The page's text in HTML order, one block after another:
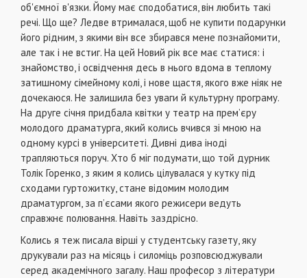
об'ємної в'язки. Йому має сподобатися, він любить такі
речі. Що ще? Ледве втрималася, щоб не купити подарунки
його рідним, з якими він все збирався мене познайомити,
але так і не встиг. На цей Новий рік все має статися: і
знайомство, і освідчення десь в нього вдома в теплому
затишному сімейному колі, і нове щастя, якого вже ніяк не
дочекаюся. Не залишила без уваги й культурну програму.
На друге січня придбала квітки у театр на прем’єру
молодого драматурга, який колись вчився зі мною на
одному курсі в університеті. Дивні дива іноді
трапляються поруч. Хто б міг подумати, що той дурник
Толік Горенко, з яким я колись цілувалася у кутку під
сходами гуртожитку, стане відомим молодим
драматургом, за п’єсами якого режисери ведуть
справжнє полювання. Навіть заздрісно.
Колись я теж писала вірші у студентську газету, яку
друкували раз на місяць і силоміць розповсюджували
серед академічного загалу. Наш професор з літератури